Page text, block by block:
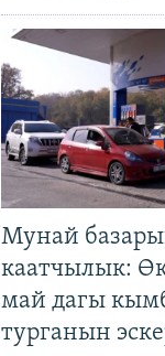
Мунай
каатчылык:
май дагы
турганын